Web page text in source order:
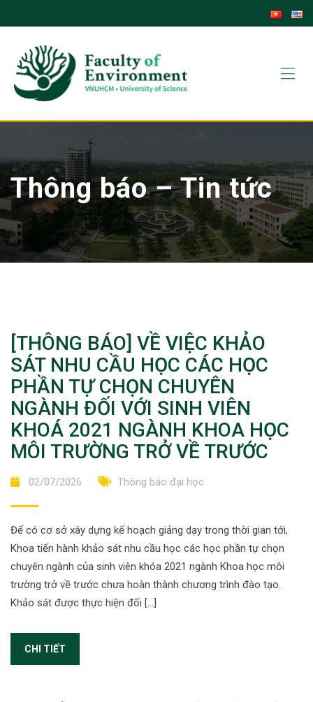
to
content
Thông báo – Tin tức
[THÔNG BÁO] VỀ VIỆC KHẢO
SÁT NHU CẦU HỌC CÁC HỌC
PHẦN TỰ CHỌN CHUYÊN
NGÀNH ĐỐI VỚI SINH VIÊN
KHOÁ 2021 NGÀNH KHOA HỌC
MÔI TRƯỜNG TRỞ VỀ TRƯỚC
02/07/2026 Thông báo đại học
Để có cơ sở xây dựng kế hoạch giảng dạy trong thời gian tới,
Khoa tiến hành khảo sát nhu cầu học các học phần tự chọn
chuyên ngành của sinh viên khóa 2021 ngành Khoa học môi
trường trở về trước chưa hoàn thành chương trình đào tạo.
Khảo sát được thực hiện đối […]
CHI TIẾT